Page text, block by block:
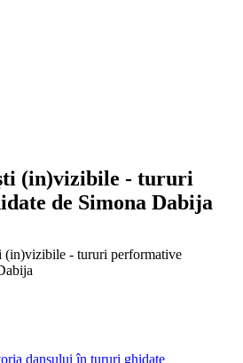
(in)vizibile - tururi
de Simona Dabija